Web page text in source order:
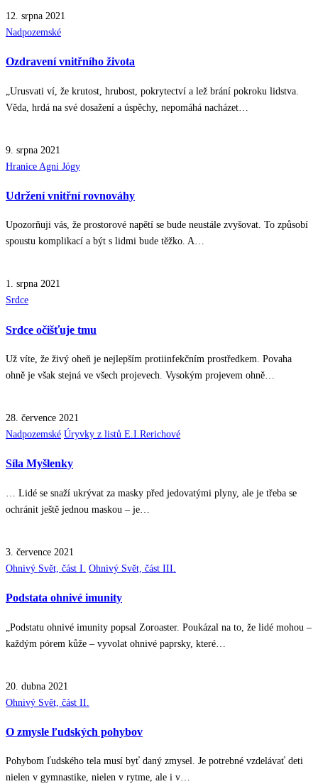
12. srpna 2021
Posted
Nadpozemské
Ozdravení vnitřního života
„Urusvati ví, že krutost, hrubost, pokrytectví a lež brání pokroku lidstva.
Věda, hrdá na své dosažení a úspěchy, nepomáhá nacházet…
9. srpna 2021
Posted
Hranice Agni Jógy
Udržení vnitřní rovnováhy
Upozorňuji vás, že prostorové napětí se bude neustále zvyšovat. To způsobí
spoustu komplikací a být s lidmi bude těžko. A…
1. srpna 2021
Posted
Srdce
Srdce očišťuje tmu
Už víte, že živý oheň je nejlepším protiinfekčním prostředkem. Povaha
ohně je však stejná ve všech projevech. Vysokým projevem ohně…
28. července 2021
Posted
Nadpozemské Úryvky z listů E.I.Rerichové
Síla Myšlenky
… Lidé se snaží ukrývat za masky před jedovatými plyny, ale je třeba se
ochránit ještě jednou maskou – je…
3. července 2021
Posted
Ohnivý Svět, část I. Ohnivý Svět, část III.
Podstata ohnivé imunity
„Podstatu ohnivé imunity popsal Zoroaster. Poukázal na to, že lidé mohou –
každým pórem kůže – vyvolat ohnivé paprsky, které…
20. dubna 2021
Posted
Ohnivý Svět, část II.
O zmysle ľudských pohybov
Pohybom ľudského tela musí byť daný zmysel. Je potrebné vzdelávať deti
nielen v gymnastike, nielen v rytme, ale i v…